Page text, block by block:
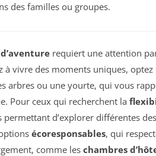
des familles ou groupes.
requiert une attention
vivre des moments uniques,
arbres ou une yourte, qui vous
Pour ceux qui recherchent la
d’explorer différentes
écoresponsables, qui
comme les chambres